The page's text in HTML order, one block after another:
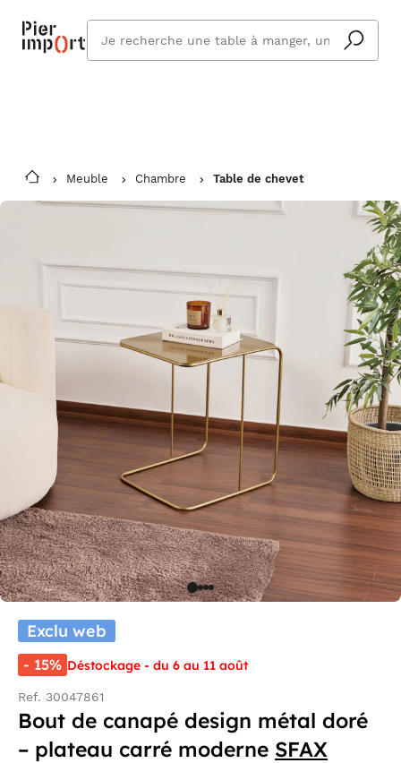
Vous êtes absent ? Pier Import s'adapte
et vous livre à votre retour.
En savoir plus
cherchez
vous ?
Meuble Chambre Table de chevet
Exclu web
- 15% Déstockage - du 6 au 11 août
Ref. 30047861
Bout de canapé design métal doré
– plateau carré moderne SFAX